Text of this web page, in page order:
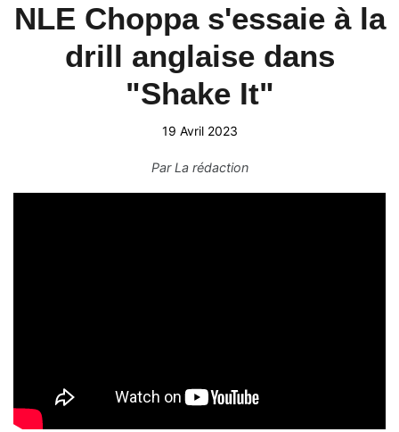
NLE Choppa s'essaie à la
drill anglaise dans
"Shake It"
19 Avril 2023
ParLa rédaction